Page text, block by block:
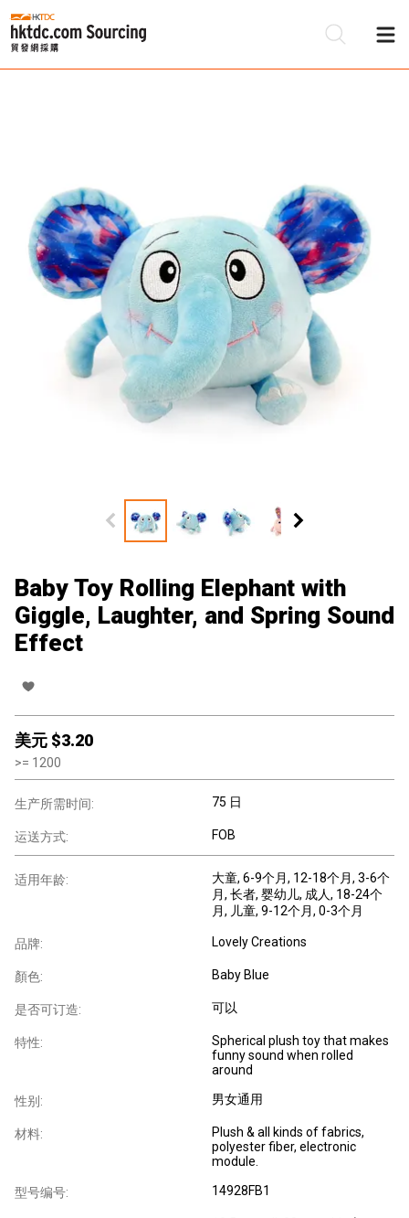
Baby Toy Rolling Elephant with
Giggle, Laughter, and Spring Sound
Effect
美元 $3.20
>= 1200
生产所需时间: 75 日
运送方式: FOB
适用年龄: 大童, 6-9个月, 12-18个月, 3-6个
月, 长者, 婴幼儿, 成人, 18-24个
月, 儿童, 9-12个月, 0-3个月
品牌: Lovely Creations
顏色: Baby Blue
是否可订造: 可以
特性:
Spherical plush toy that makes
funny sound when rolled
around
性别: 男女通用
材料:
Plush & all kinds of fabrics,
polyester fiber, electronic
module.
型号编号: 14928FB1